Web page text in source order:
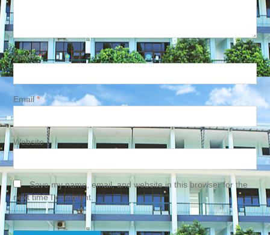
Name*
Email*
Website
Save my name, email, and website in this browser for the
next time I comment.